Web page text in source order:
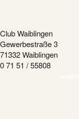
Club Waiblingen
Gewerbestraße 3
71332 Waiblingen
0 71 51 / 55808